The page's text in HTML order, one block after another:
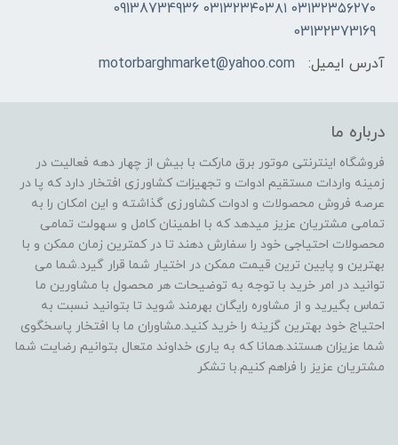
۰۳۱۳۲۳۵۶۲۷۰ ۰۳۱۳۲۳۴۰۳۸۱ 09138734936
03132373169
آدرس ایمیل:
motorbarghmarket@yahoo.com
درباره ما
فروشگاه اینترنتی موتور برق مارکت با بیش از چهار دهه فعالیت در
زمینه واردات مستقیم ادوات و تجهیزات کشاورزی افتخار دارد که پا در
عرصه فروش محصولات و ادوات کشاورزی گذاشته و این امکان را به
تمامی مشتریان عزیز میدهد که با اطمینان کامل و سهولت تمامی
محصولات احتیاجی خود را سفارش دهند تا در کمترین زمان ممکن و با
بهترین و پایین ترین قیمت ممکن در اختیار شما قرار گیرد.شما می
توانید در امر خرید با توجه به توضیحات هر محصول با مشاورین ما
تماس بگیرید و از مشاوره رایگان بهرمند شوید تا بتوانید نسبت به
احتیاج خود بهترین گزینه را خرید کنید.مشاوران ما با افتخار پاسخگوی
شما عزیزان هستند.همانا که به یاری خداوند متعال بتوانیم رضایت شما
مشتریان عزیز را فراهم کنیم.با تشکر